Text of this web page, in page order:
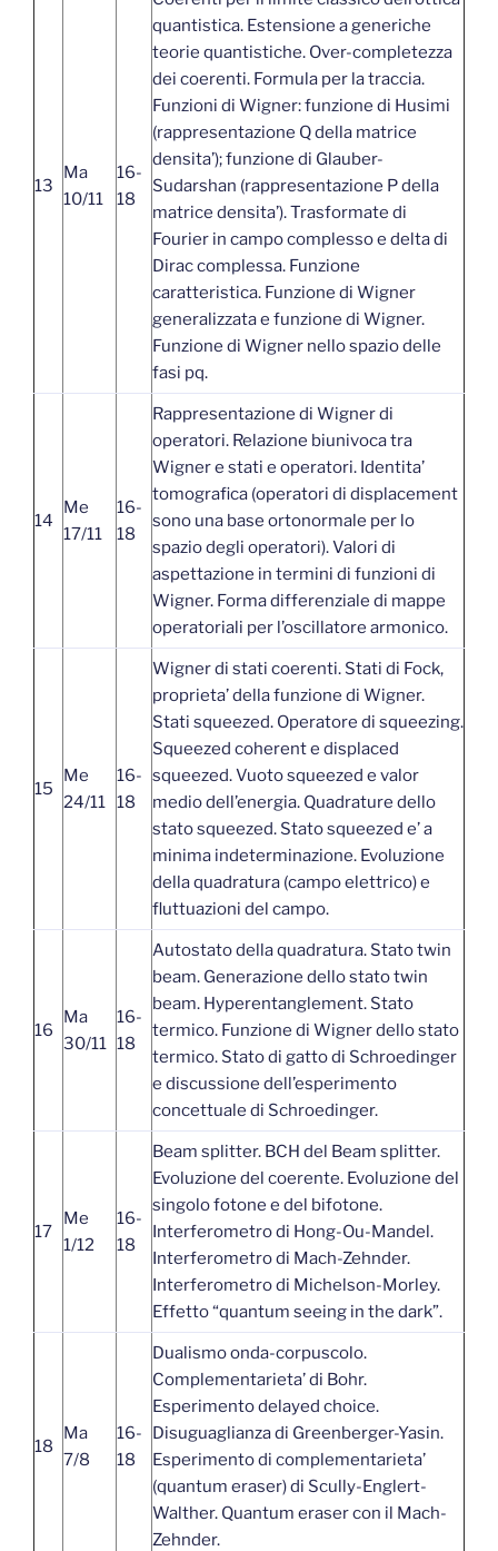
13
Ma
10/11
16-
18
quantistica. Estensione a generiche
teorie quantistiche. Over-completezza
dei coerenti. Formula per la traccia.
Funzioni di Wigner: funzione di Husimi
(rappresentazione Q della matrice
densita’); funzione di Glauber-
Sudarshan (rappresentazione P della
matrice densita’). Trasformate di
Fourier in campo complesso e delta di
Dirac complessa. Funzione
caratteristica. Funzione di Wigner
generalizzata e funzione di Wigner.
Funzione di Wigner nello spazio delle
fasi pq.
14
Me
17/11
16-
18
Rappresentazione di Wigner di
operatori. Relazione biunivoca tra
Wigner e stati e operatori. Identita’
tomografica (operatori di displacement
sono una base ortonormale per lo
spazio degli operatori). Valori di
aspettazione in termini di funzioni di
Wigner. Forma differenziale di mappe
operatoriali per l’oscillatore armonico.
15
Me
24/11
16-
18
Wigner di stati coerenti. Stati di Fock,
proprieta’ della funzione di Wigner.
Stati squeezed. Operatore di squeezing.
Squeezed coherent e displaced
squeezed. Vuoto squeezed e valor
medio dell’energia. Quadrature dello
stato squeezed. Stato squeezed e’ a
minima indeterminazione. Evoluzione
della quadratura (campo elettrico) e
fluttuazioni del campo.
16
Ma
30/11
16-
18
Autostato della quadratura. Stato twin
beam. Generazione dello stato twin
beam. Hyperentanglement. Stato
termico. Funzione di Wigner dello stato
termico. Stato di gatto di Schroedinger
e discussione dell’esperimento
concettuale di Schroedinger.
17
Me
1/12
16-
18
Beam splitter. BCH del Beam splitter.
Evoluzione del coerente. Evoluzione del
singolo fotone e del bifotone.
Interferometro di Hong-Ou-Mandel.
Interferometro di Mach-Zehnder.
Interferometro di Michelson-Morley.
Effetto “quantum seeing in the dark”.
18
Ma
7/8
16-
18
Dualismo onda-corpuscolo.
Complementarieta’ di Bohr.
Esperimento delayed choice.
Disuguaglianza di Greenberger-Yasin.
Esperimento di complementarieta’
(quantum eraser) di Scully-Englert-
Walther. Quantum eraser con il Mach-
Zehnder.